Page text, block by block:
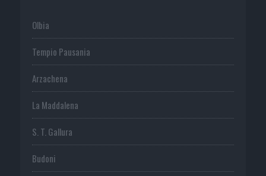
Olbia
Tempio Pausania
Arzachena
La Maddalena
S. T. Gallura
Budoni